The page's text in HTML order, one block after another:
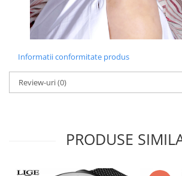
Informatii conformitate produs
Review-uri(0)
PRODUSE